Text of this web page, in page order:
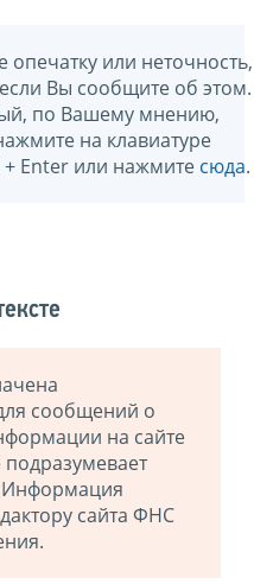
опечатку или неточность,
Вы сообщите об этом.
по Вашему мнению,
на клавиатуре
Enter или нажмите сюда.
сообщений о
на сайте
Информация
сайта ФНС